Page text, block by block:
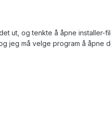
ut, og tenkte å åpne installer-
jeg må velge program å åpne